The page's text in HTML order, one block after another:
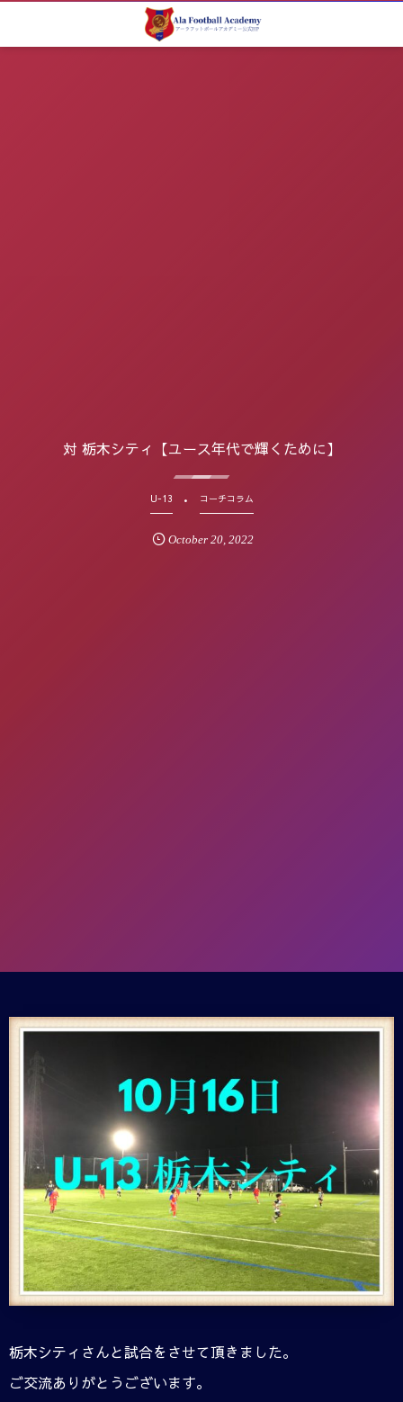
対 栃木シティ【ユース年代で輝くために】
U-13 コーチコラム
October 20,2022
栃木シティさんと試合をさせて頂きました。
ご交流ありがとうございます。